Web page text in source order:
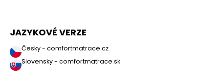
JAZYKOVÉ VERZE
Česky - comfortmatrace.cz
Slovensky - comfortmatrace.sk